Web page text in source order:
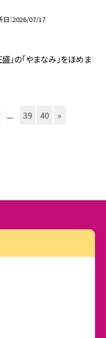
日 2026/07/17
」の「やまなみ」をほめま
... 39 40 »